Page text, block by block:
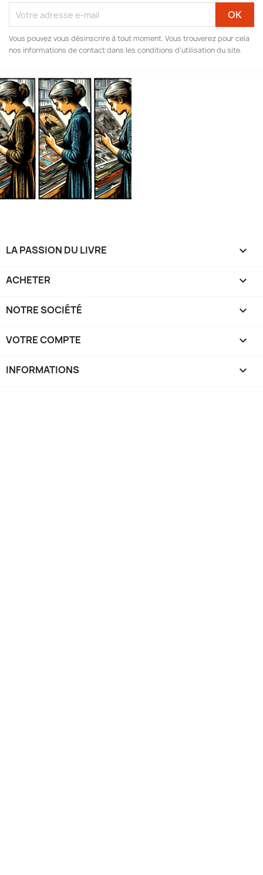
Vous pouvez vous désinscrire à tout moment. Vous trouverez pour cela
nos informations de contact dans les conditions d'utilisation du site.
LA PASSION DU LIVRE 
ACHETER 
NOTRE SOCIÉTÉ 
VOTRE COMPTE 
INFORMATIONS keyboard_arrow_down